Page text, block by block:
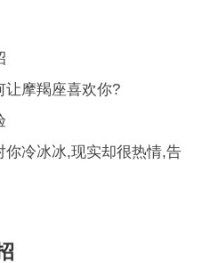
让摩羯座喜欢你?
冷冰冰,现实却很热情,告